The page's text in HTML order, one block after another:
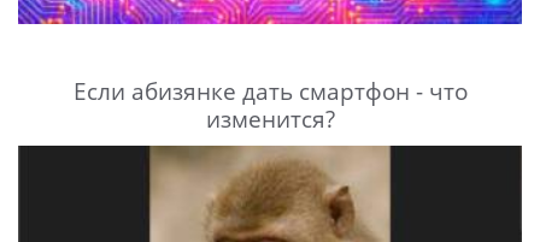
Если абизянке дать смартфон - что
изменится?